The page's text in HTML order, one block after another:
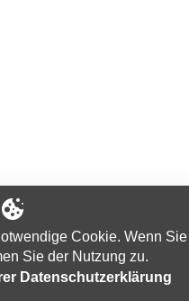
Cookie. Wenn
Sie der Nutzung zu.
Datenschutzerklärung